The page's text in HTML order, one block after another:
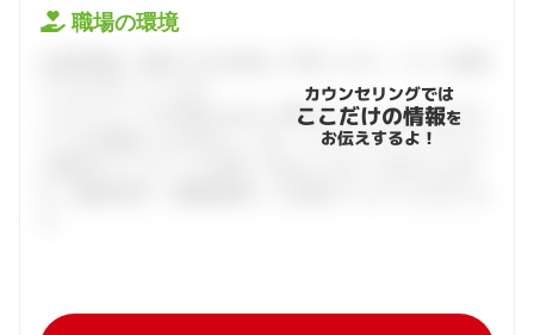
職場の環境
ハタラクティブが企業とあなたの間に立って、あなたに向い
ている仕事探しをお手伝いします。キャリアアドバイザーと
カウンセリングでは
ここだけの情報を
お伝えするよ！